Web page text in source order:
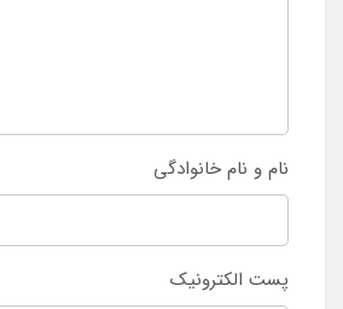
نام و نام خانوادگی
پست الکترونیک